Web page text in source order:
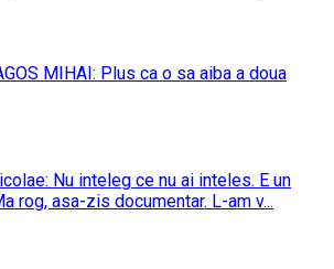
MIHAI: Plus ca o sa aiba a doua
Nu inteleg ce nu ai inteles. E un
rog, asa-zis documentar. L-am v...